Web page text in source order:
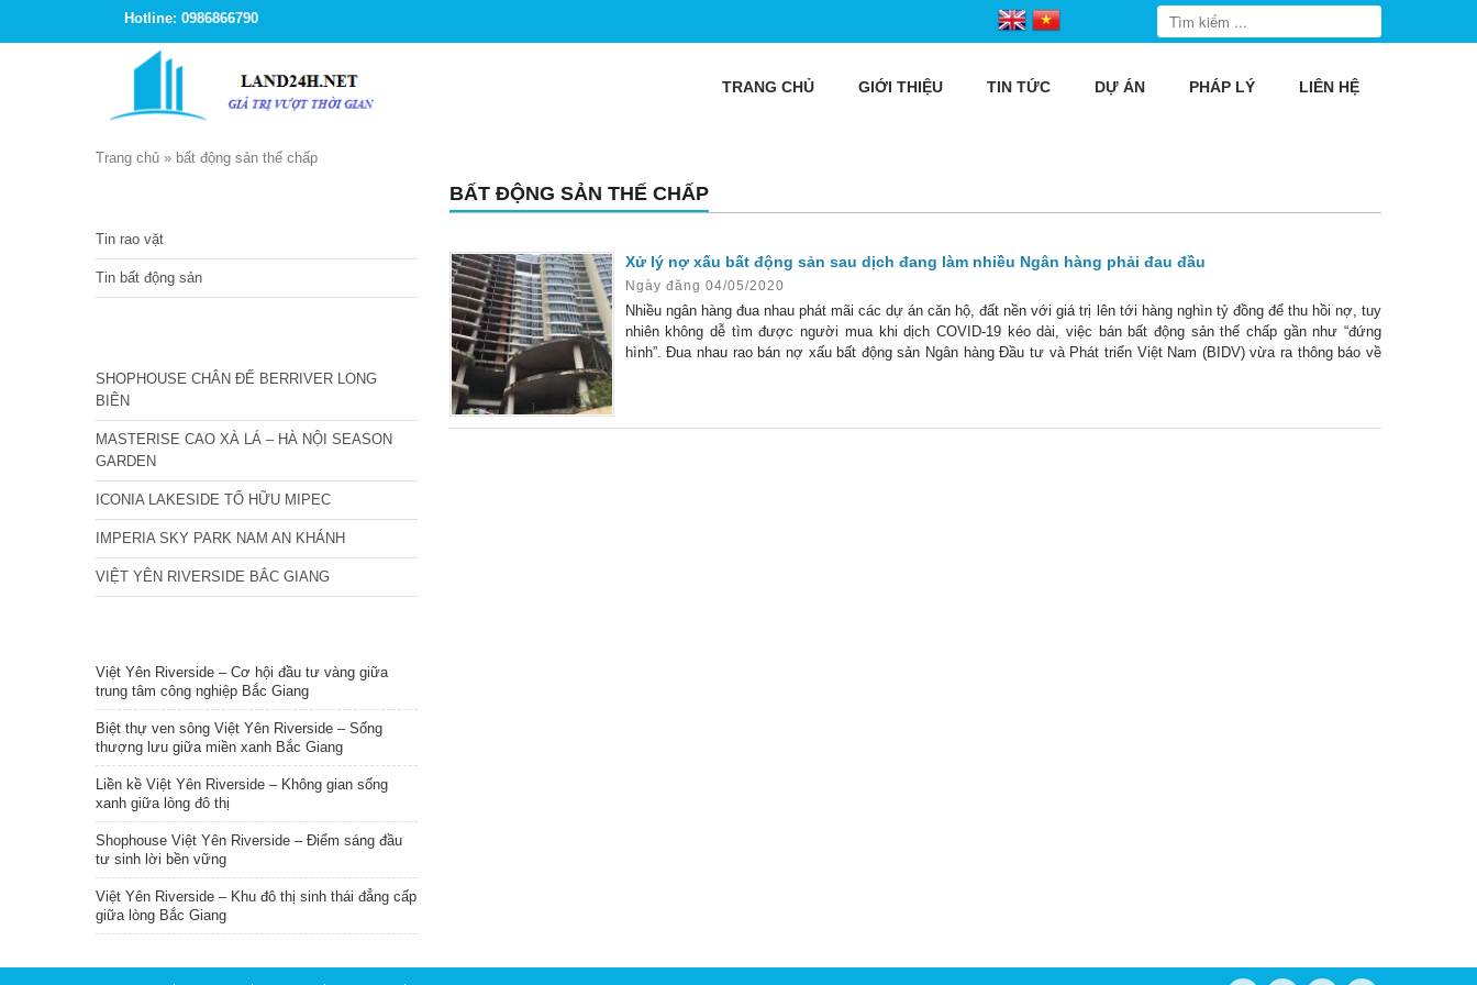
Hotline: 0986866790
TRANG CHỦ GIỚI THIỆU TIN TỨC DỰ ÁN PHÁP LÝ LIÊN HỆ
Trang chủ » bất động sản thế chấp
BẤT ĐỘNG SẢN THẾ CHẤP
Xử lý nợ xấu bất động sản sau dịch đang làm nhiều Ngân hàng phải đau đầu
Ngày đăng 04/05/2020
Nhiều ngân hàng đua nhau phát mãi các dự án căn hộ, đất nền với giá trị lên tới hàng nghìn tỷ đồng để thu hồi nợ, tuy
nhiên không dễ tìm được người mua khi dịch COVID-19 kéo dài, việc bán bất động sản thế chấp gần như “đứng
hình”. Đua nhau rao bán nợ xấu bất động sản Ngân hàng Đầu tư và Phát triển Việt Nam (BIDV) vừa ra thông báo về
Tin rao vặt
Tin bất động sản
SHOPHOUSE CHÂN ĐẾ BERRIVER LONG
BIÊN
MASTERISE CAO XÀ LÁ – HÀ NỘI SEASON
GARDEN
ICONIA LAKESIDE TỐ HỮU MIPEC
IMPERIA SKY PARK NAM AN KHÁNH
VIỆT YÊN RIVERSIDE BẮC GIANG
Việt Yên Riverside – Cơ hội đầu tư vàng giữa
trung tâm công nghiệp Bắc Giang
Biệt thự ven sông Việt Yên Riverside – Sống
thượng lưu giữa miền xanh Bắc Giang
Liền kề Việt Yên Riverside – Không gian sống
xanh giữa lòng đô thị
Shophouse Việt Yên Riverside – Điểm sáng đầu
tư sinh lời bền vững
Việt Yên Riverside – Khu đô thị sinh thái đẳng cấp
giữa lòng Bắc Giang